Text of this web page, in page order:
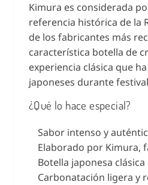
Kimura es considerada
referencia histórica de la
de los fabricantes más
característica botella de
experiencia clásica que
japoneses durante
¿Qué lo hace especial?
Sabor intenso y
Elaborado por Kimura,
Botella japonesa clásica
Carbonatación ligera y